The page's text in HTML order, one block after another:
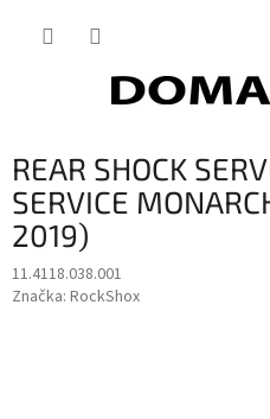
REAR SHOCK
SERVICE
2019)
11.4118.038.001
Značka: RockShox